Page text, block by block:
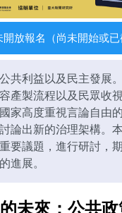
研究計畫
申訴
放報名（尚未開始或已
共利益以及民主發展
產製流程以及民眾收
家高度重視言論自由
論出新的治理架構。
要議題，進行研討，期
進展。
未來：公共